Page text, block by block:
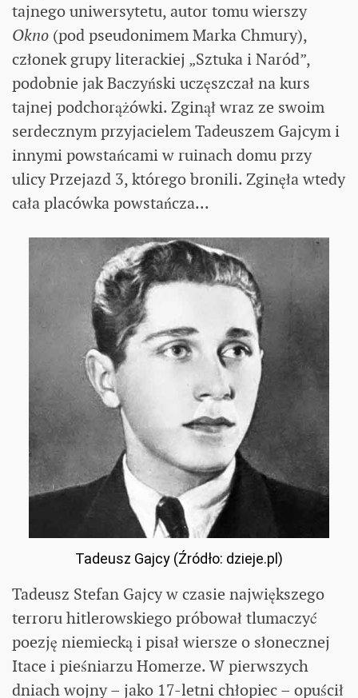
tajnego uniwersytetu, autor tomu wierszy
Okno (pod pseudonimem Marka Chmury),
członek grupy literackiej „Sztuka i Naród”,
podobnie jak Baczyński uczęszczał na kurs
tajnej podchorążówki. Zginął wraz ze swoim
serdecznym przyjacielem Tadeuszem Gajcym i
innymi powstańcami w ruinach domu przy
ulicy Przejazd 3, którego bronili. Zginęła wtedy
cała placówka powstańcza...
Tadeusz Gajcy (Źródło: dzieje.pl)
Tadeusz Stefan Gajcy w czasie największego
terroru hitlerowskiego próbował tlumaczyć
poezję niemiecką i pisał wiersze o słonecznej
Itace i pieśniarzu Homerze. W pierwszych
dniach wojny – jako 17-letni chłopiec – opuścił